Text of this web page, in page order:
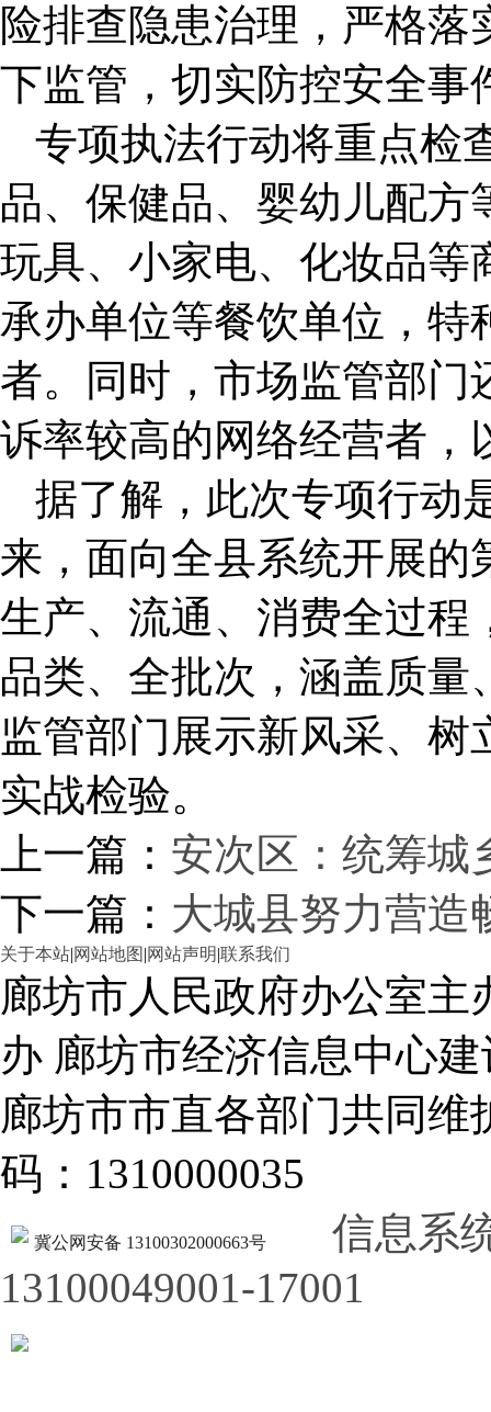
险排查隐患治理，严格
下监管，切实防控安全事
专项执法行动将重点检
品、保健品、婴幼儿配
玩具、小家电、化妆品等
承办单位等餐饮单位，特
者。同时，市场监管部门
诉率较高的网络经营者，
据了解，此次专项行动
来，面向全县系统开展的
生产、流通、消费全过程
品类、全批次，涵盖质
监管部门展示新风采、
实战检验。
上一篇： 安次区：统筹城
下一篇： 大城县努力营造
关于本站|网站地图 |网站声明|联系我们
廊坊市人民政府办公室
办 廊坊市经济信息中心建
廊坊市市直各部门共同
码：1310000035
冀公网安备 13100302000663号
信息系
13100049001-17001